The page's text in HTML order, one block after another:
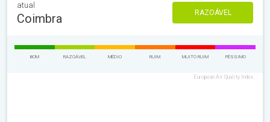
atual
Coimbra RAZOÁVEL
BOM RAZOÁVEL MÉDIO RUIM MUITO RUIM PÉSSIMO
European Air Quality Index